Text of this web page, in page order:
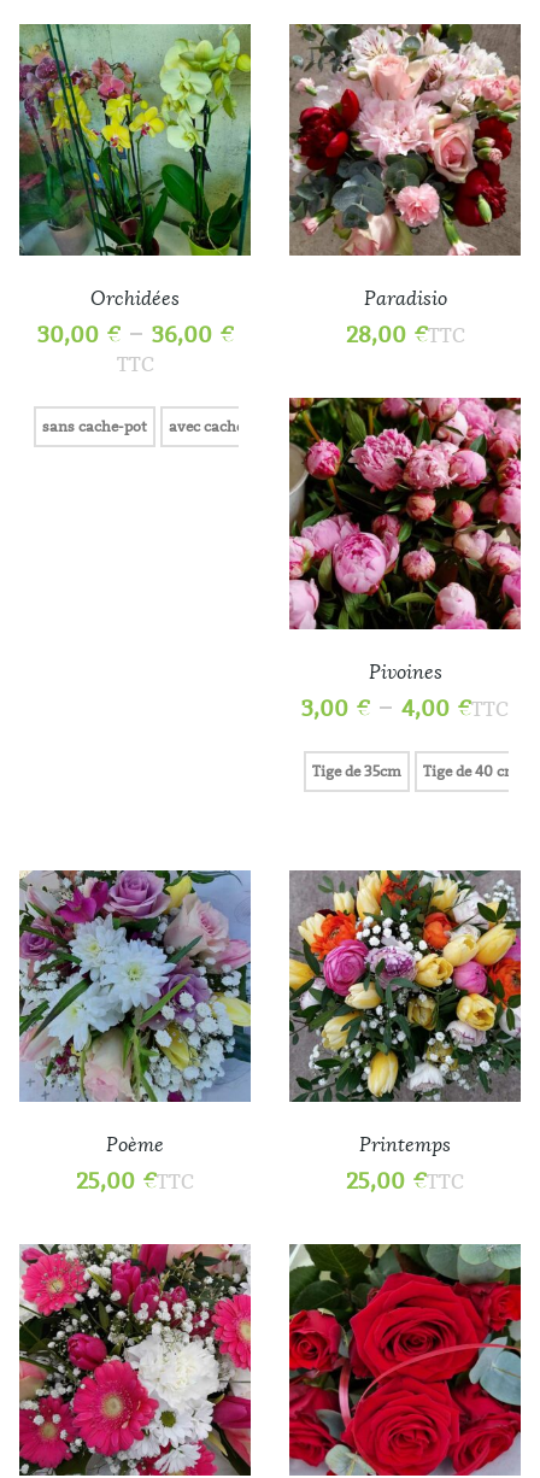
Orchidées
30,00 €– 36,00 €
TTC
sans cache-pot avec cache-pot
Paradisio
28,00 €TTC
Pivoines
3,00 € – 4,00 €TTC
Tige de 35cm Tige de 40 cm
Poème
25,00 €TTC
Printemps
25,00 €TTC